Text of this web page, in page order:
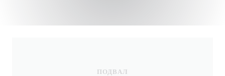
ПОДВАЛ